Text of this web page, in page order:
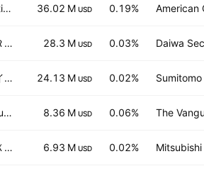
Avantis International Small Cap Value ETF 36.02 M USD 0.19% American
ＩＦＲＥＥＥＴＦ ＴＯＰＩＸ（年１回決算型） 28.3 M USD 0.03% Daiwa
上場インデックスファンドＴＯＰＩＸ 24.13 M USD 0.02%
Vanguard FTSE All-World ex-US Small-Cap ETF 8.36 M USD 0.06% The
ＭＡＸＩＳ トピックス上場投信 6.93 M USD 0.02%